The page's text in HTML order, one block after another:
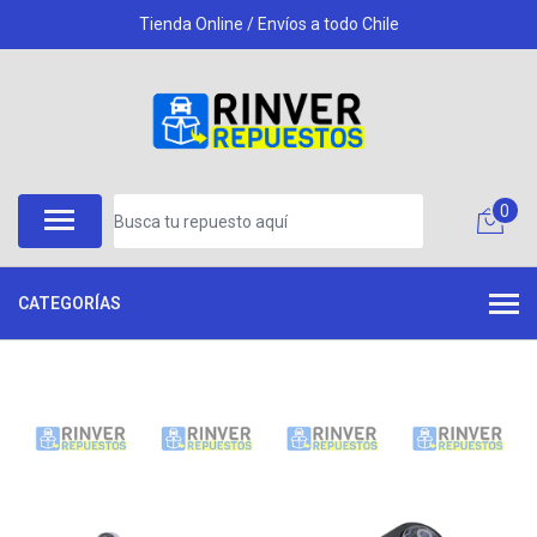
Tienda Online / Envíos a todo Chile
0
CATEGORÍAS